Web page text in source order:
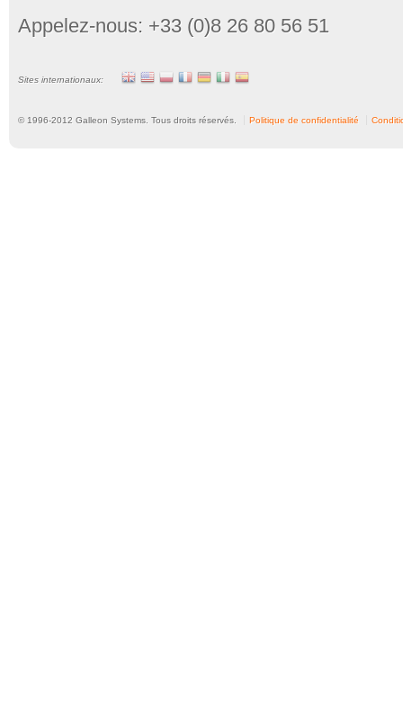
Appelez-nous: +33 (0)8 26 80 56 51
Sites internationaux:
© 1996-2012 Galleon Systems. Tous droits réservés. Politique de confidentialité